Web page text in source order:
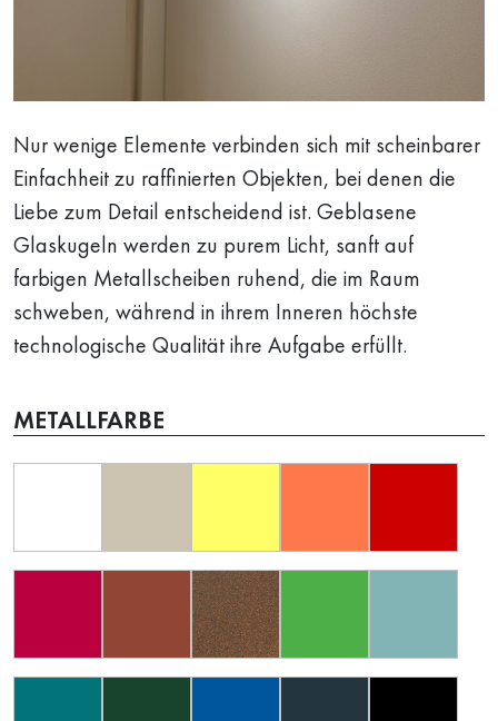
Nur wenige Elemente verbinden sich mit scheinbarer
Einfachheit zu raffinierten Objekten, bei denen die
Liebe zum Detail entscheidend ist. Geblasene
Glaskugeln werden zu purem Licht, sanft auf
farbigen Metallscheiben ruhend, die im Raum
schweben, während in ihrem Inneren höchste
technologische Qualität ihre Aufgabe erfüllt.
METALLFARBE